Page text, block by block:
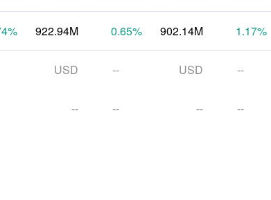
% 922.94M 0.65% 902.14M 1.17%
USD -- USD --
-- -- -- --